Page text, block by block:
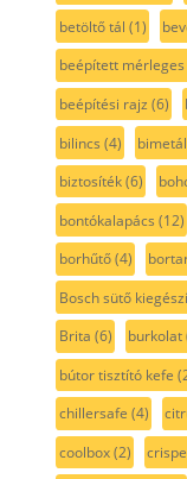
betöltő tál (1)
beépített mérleges
beépítési rajz (6)
bilincs (4) bimetál
biztosíték(6)
bontókalapács (12)
borhűtő(4)
Bosch sütő
Brita (6) burkolat
bútor tisztító kefe
chillersafe (4)
coolbox(2)